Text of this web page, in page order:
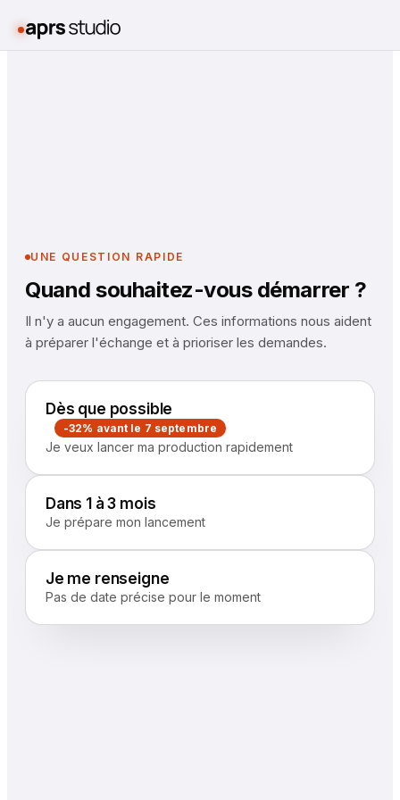
UNE QUESTION RAPIDE
Quand souhaitez-vous démarrer ?
Il n'y a aucun engagement. Ces informations nous aident
à préparer l'échange et à prioriser les demandes.
Dès que possible
-32% avant le 7 septembre
Je veux lancer ma production rapidement
Dans 1 à 3 mois
Je prépare mon lancement
Je me renseigne
Pas de date précise pour le moment